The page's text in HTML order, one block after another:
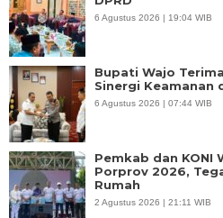
6 Agustus 2026 | 19:04 WIB
Bupati Wajo
Sinergi Keamanan
6 Agustus 2026 | 07:44 WIB
Pemkab dan KONI
Porprov 2026,
Rumah
2 Agustus 2026 | 21:11 WIB